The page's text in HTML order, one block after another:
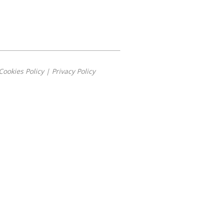
Cookies Policy| Privacy Policy